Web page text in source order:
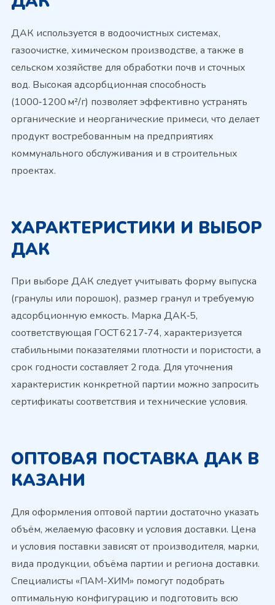
ДАК используется в водоочистных системах,
газоочистке, химическом производстве, а также в
сельском хозяйстве для обработки почв и сточных
вод. Высокая адсорбционная способность
(1000‑1200 м²/г) позволяет эффективно устранять
органические и неорганические примеси, что делает
продукт востребованным на предприятиях
коммунального обслуживания и в строительных
проектах.
ХАРАКТЕРИСТИКИ И ВЫБОР
ДАК
При выборе ДАК следует учитывать форму выпуска
(гранулы или порошок), размер гранул и требуемую
адсорбционную емкость. Марка ДАК‑5,
соответствующая ГОСТ 6217‑74, характеризуется
стабильными показателями плотности и пористости, а
срок годности составляет 2 года. Для уточнения
характеристик конкретной партии можно запросить
сертификаты соответствия и технические условия.
ОПТОВАЯ ПОСТАВКА ДАК В
КАЗАНИ
Для оформления оптовой партии достаточно указать
объём, желаемую фасовку и условия доставки. Цена
и условия поставки зависят от производителя, марки,
вида продукции, объёма партии и региона доставки.
Специалисты «ПАМ-ХИМ» помогут подобрать
оптимальную конфигурацию и подготовить всю